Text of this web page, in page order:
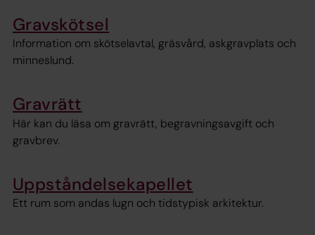
Gravskötsel
Information om skötselavtal, gräsvård, askgravplats och
minneslund.
Gravrätt
Här kan du läsa om gravrätt, begravningsavgift och
gravbrev.
Uppståndelsekapellet
Ett rum som andas lugn och tidstypisk arkitektur.